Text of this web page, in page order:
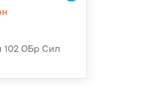
102 ОБр Сил